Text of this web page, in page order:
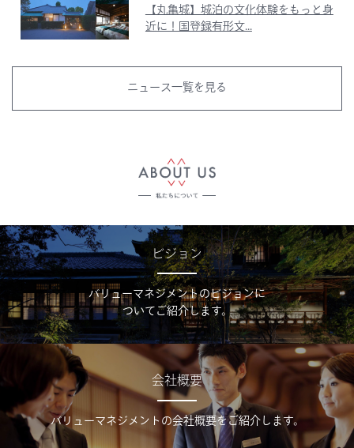
【丸亀城】城泊の文化体験をもっと身
近に！国登録有形文...
ニュース一覧を見る
ビジョン
バリューマネジメントのビジョンに
ついてご紹介します。
会社概要
バリューマネジメントの会社概要をご紹介します。